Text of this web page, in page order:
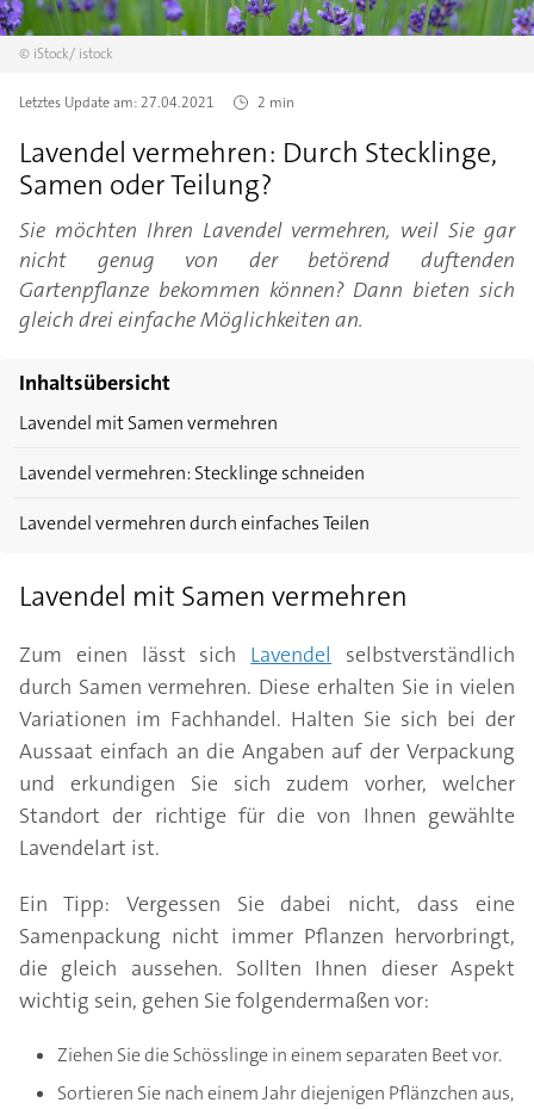
© iStock/ istock
Letztes Update am:27.04.2021 2 min
Lavendel vermehren: Durch Stecklinge,
Samen oder Teilung?
Sie möchten Ihren Lavendel vermehren, weil Sie gar
nicht genug von der betörend duftenden
Gartenpflanze bekommen können? Dann bieten sich
gleich drei einfache Möglichkeiten an.
Inhaltsübersicht
Lavendel mit Samen vermehren
Lavendel vermehren: Stecklinge schneiden
Lavendel vermehren durch einfaches Teilen
Lavendel mit Samen vermehren
Zum einen lässt sich Lavendel selbstverständlich
durch Samen vermehren. Diese erhalten Sie in vielen
Variationen im Fachhandel. Halten Sie sich bei der
Aussaat einfach an die Angaben auf der Verpackung
und erkundigen Sie sich zudem vorher, welcher
Standort der richtige für die von Ihnen gewählte
Lavendelart ist.
Ein Tipp: Vergessen Sie dabei nicht, dass eine
Samenpackung nicht immer Pflanzen hervorbringt,
die gleich aussehen. Sollten Ihnen dieser Aspekt
wichtig sein, gehen Sie folgendermaßen vor:
Ziehen Sie die Schösslinge in einem separaten Beet vor.
Sortieren Sie nach einem Jahr diejenigen Pflänzchen aus,